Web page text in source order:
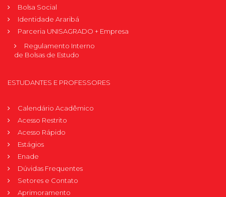
Bolsa Social
Identidade Araribá
Parceria UNISAGRADO + Empresa
Regulamento Interno
de Bolsas de Estudo
ESTUDANTES E PROFESSORES
Calendário Acadêmico
Acesso Restrito
Acesso Rápido
Estágios
Enade
Dúvidas Frequentes
Setores e Contato
Aprimoramento